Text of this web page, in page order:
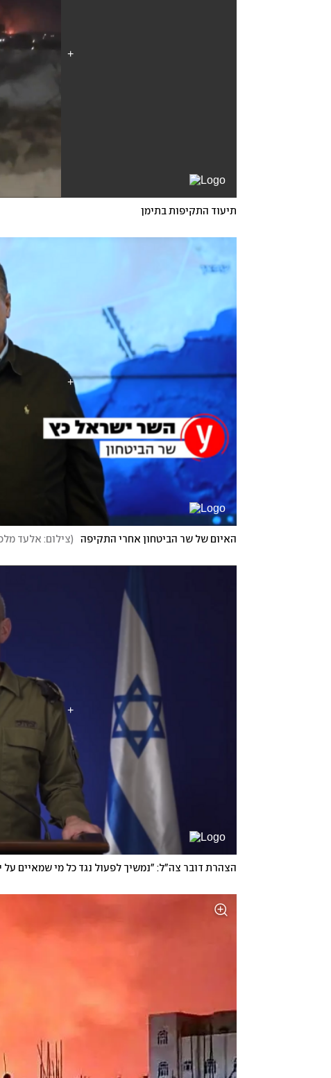
תיעוד התקיפות בתימן
האיום של שר הביטחון אחרי התקיפה (צילום: אלעד
הצהרת דובר צה"ל: "נמשיך לפעול נגד כל מי שמאיים